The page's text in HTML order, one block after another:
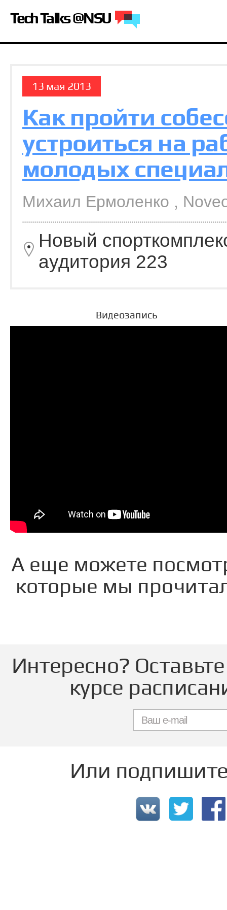
Tech Talks @NSU
13 мая 2013
Как пройти
устроиться на
молодых
Михаил Ермоленко ,
Новый
аудитория 223
Видеозапись
А еще можете
которые мы
Интересно?
курсе
Или